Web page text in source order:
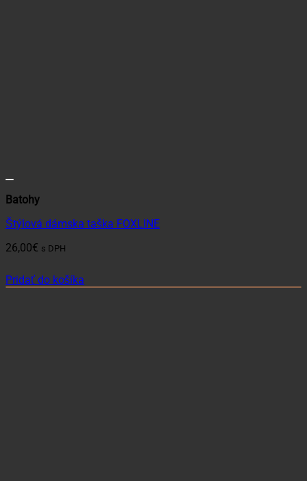
Batohy
Štýlová dámska taška FOXLINE
26,00€ s DPH
Pridať do košíka